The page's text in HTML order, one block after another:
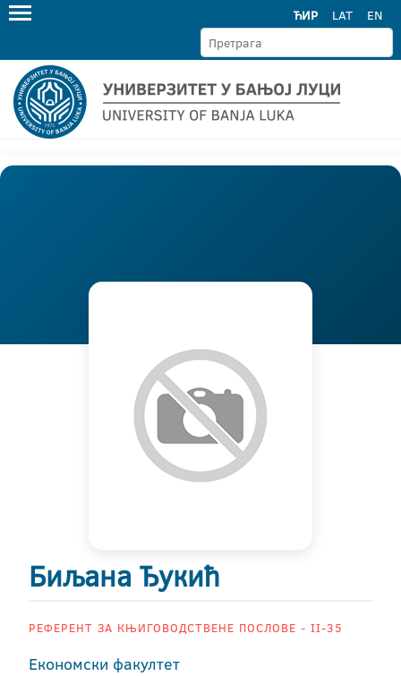
ЋИР LAT EN
Биљана Ђукић
РЕФЕРЕНТ ЗА КЊИГОВОДСТВЕНЕ ПОСЛОВЕ - II-35
Економски факултет